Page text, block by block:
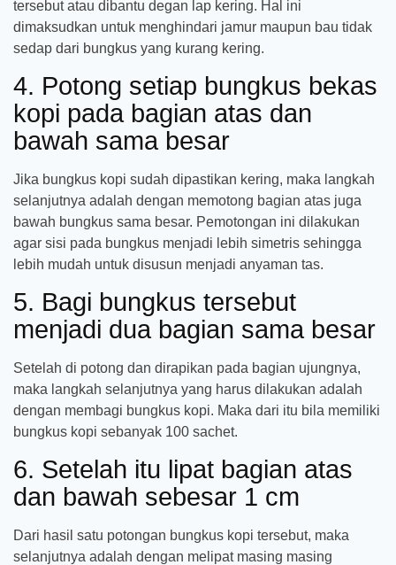
tersebut atau dibantu degan lap kering. Hal ini
dimaksudkan untuk menghindari jamur maupun bau tidak
sedap dari bungkus yang kurang kering.
4. Potong setiap bungkus bekas
kopi pada bagian atas dan
bawah sama besar
Jika bungkus kopi sudah dipastikan kering, maka langkah
selanjutnya adalah dengan memotong bagian atas juga
bawah bungkus sama besar. Pemotongan ini dilakukan
agar sisi pada bungkus menjadi lebih simetris sehingga
lebih mudah untuk disusun menjadi anyaman tas.
5. Bagi bungkus tersebut
menjadi dua bagian sama besar
Setelah di potong dan dirapikan pada bagian ujungnya,
maka langkah selanjutnya yang harus dilakukan adalah
dengan membagi bungkus kopi. Maka dari itu bila memiliki
bungkus kopi sebanyak 100 sachet.
6. Setelah itu lipat bagian atas
dan bawah sebesar 1 cm
Dari hasil satu potongan bungkus kopi tersebut, maka
selanjutnya adalah dengan melipat masing masing